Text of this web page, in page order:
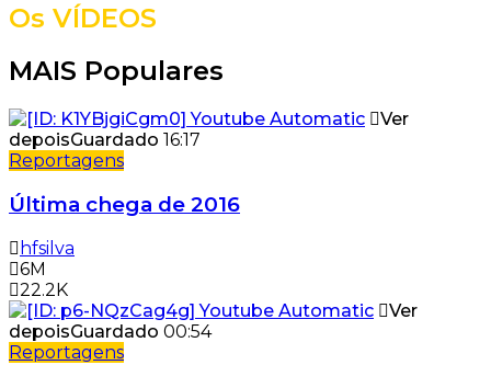
Os VÍDEOS
MAIS Populares
Ver
depoisGuardado 16:17
Reportagens
Última chega de 2016
hfsilva
6M
22.2K
Ver
depoisGuardado 00:54
Reportagens